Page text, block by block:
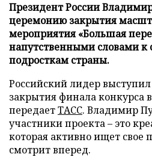
Президент России
церемонию закрытия
мероприятия «Большая
напутственными словами
подросткам страны.
Российский лидер
закрытия финала конкурса
передаетТАСС. Владимир
участники проекта – это
которая активно ищет свое
смотрит вперед.